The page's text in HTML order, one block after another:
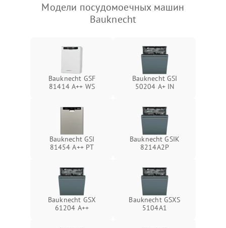
Модели посудомоечных машин
Bauknecht
Bauknecht GSF
81414 A++ WS
Bauknecht GSI
50204 A+ IN
Bauknecht GSI
81454 A++ PT
Bauknecht GSIK
8214A2P
Bauknecht GSX
61204 A++
Bauknecht GSXS
5104A1